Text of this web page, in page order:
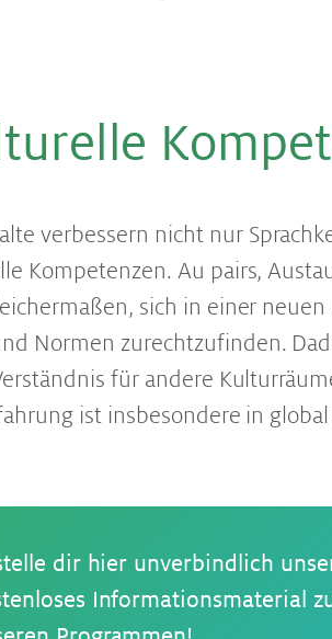
verbessern nicht nur
Kompetenzen. Au pairs,
sich in einer
Normen zurechtzufinden.
für andere
ist insbesondere in
dir hier unverbindlich
Informationsmaterial